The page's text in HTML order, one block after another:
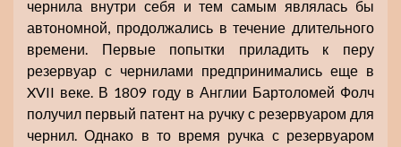
чернила внутри себя и тем самым являлась бы
автономной, продолжались в течение длительного
времени. Первые попытки приладить к перу
резервуар с чернилами предпринимались еще в
XVII веке. В 1809 году в Англии Бартоломей Фолч
получил первый патент на ручку с резервуаром для
чернил. Однако в то время ручка с резервуаром